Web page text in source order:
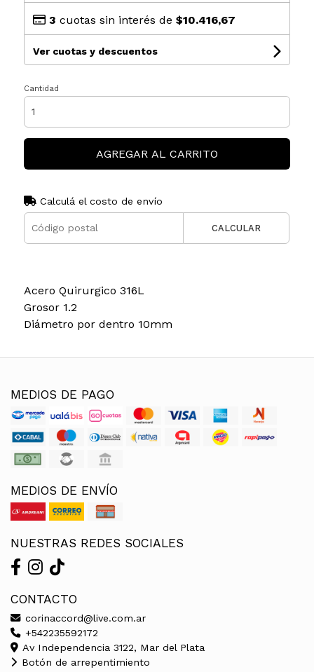
3 cuotas sin interés de $10.416,67
Ver cuotas y descuentos
Cantidad
AGREGAR AL CARRITO
Calculá el costo de envío
CALCULAR
Acero Quirurgico 316L
Grosor 1.2
Diámetro por dentro 10mm
MEDIOS DE PAGO
MEDIOS DE ENVÍO
NUESTRAS REDES SOCIALES
CONTACTO
corinaccord@live.com.ar
+542235592172
Av Independencia 3122, Mar del Plata
Botón de arrepentimiento